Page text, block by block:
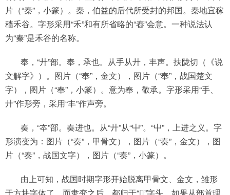
片（“秦”，小篆）。秦，伯益的后代所受封的邦国。秦地宜稼
穑禾谷。字形采用“禾”和有所省略的“舂”会意。一种说法认
为“秦”是禾谷的名称。
奉，“廾”部。奉，承也。从手从廾，丰声。扶陇切（《说
文解字》）。图片（“奉”，金文），图片（“奉”，战国楚文
字），图片（“奉”，小篆）。意为奉，敬承。字形采用“手、
廾”作形旁，采用“丰”作声旁。
奏，“夲”部。奏进也。从“廾”从“屮”。“屮”，上进之义。字
形演变为：图片（“奏”，甲骨文），图片（“奏”，金文），图
片（“奏”，战国文字），图片（“奏”，小篆）。
由上可知，战国时期字形开始脱离甲骨文、金文，雏形